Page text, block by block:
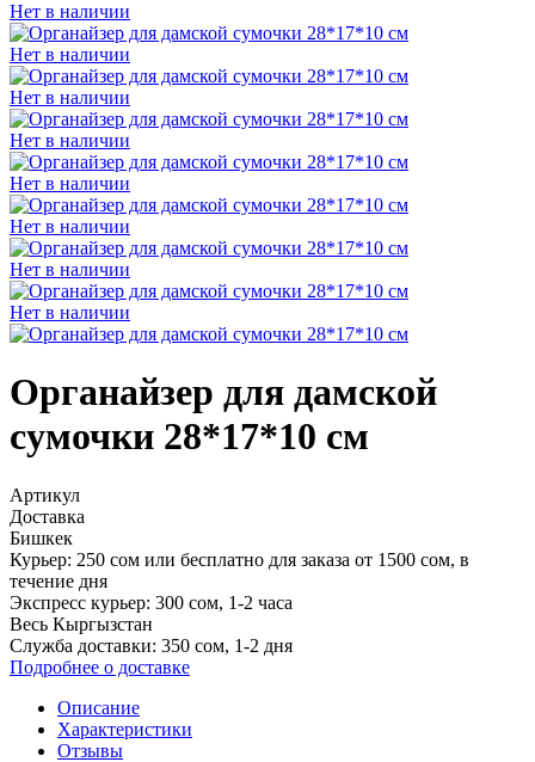
Нет в наличии
Нет в наличии
Нет в наличии
Нет в наличии
Нет в наличии
Нет в наличии
Нет в наличии
Нет в наличии
Органайзер для дамской
сумочки 28*17*10 см
Артикул
Доставка
Бишкек
Курьер: 250 сом или бесплатно для заказа от 1500 сом, в
течение дня
Экспресс курьер: 300 сом, 1-2 часа
Весь Кыргызстан
Служба доставки: 350 сом, 1‑2 дня
Подробнее о доставке
Описание
Характеристики
Отзывы